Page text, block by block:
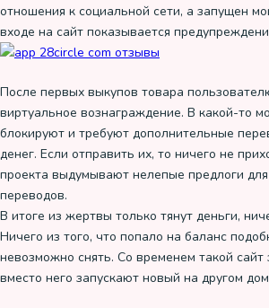
отношения к социальной сети, а запущен
входе на сайт показывается
После первых выкупов товара
виртуальное вознаграждение. В какой-то
блокируют и требуют дополнительные
денег. Если отправить их, то ничего не
проекта выдумывают нелепые предлоги
переводов.
В итоге из жертвы только тянут деньги,
Ничего из того, что попало на баланс
невозможно снять. Со временем такой сайт
вместо него запускают новый на другом